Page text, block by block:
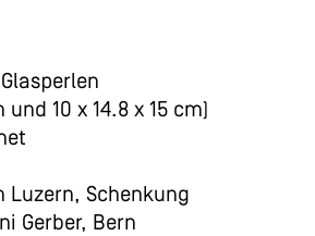
und 10 x 14.8 x 15 cm)
Luzern, Schenkung
Gerber, Bern